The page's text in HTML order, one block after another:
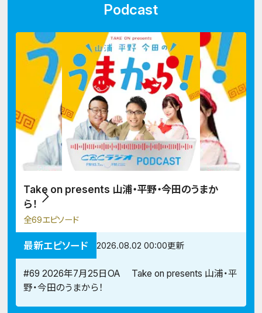
Podcast
Take on presents 山浦・平野・今田のうまか
ら！
全69エピソード
最新エピソード 2026.08.02 00:00更新
#69 2026年7月25日OA Take on presents 山浦・平
野・今田のうまから！